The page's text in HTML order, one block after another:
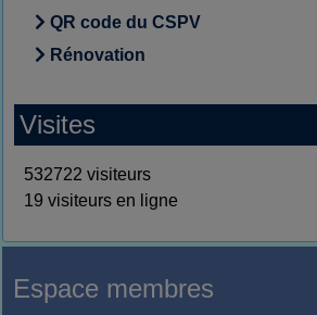
QR code du CSPV
Rénovation
Visites
532722 visiteurs
19 visiteurs en ligne
Espace membres